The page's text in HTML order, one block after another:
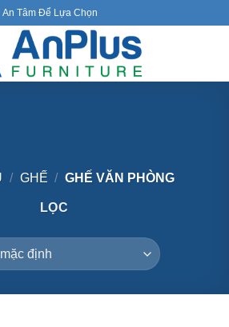
An Tâm Để Lựa Chọn
/ GHẾ / GHẾ VĂN PHÒNG
LỌC